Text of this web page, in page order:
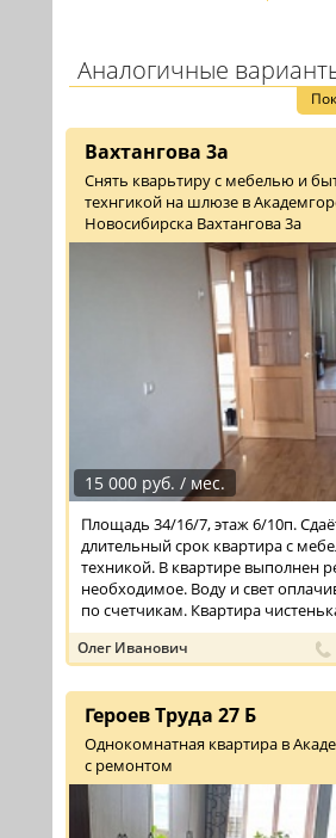
Аналогичные
Вахтангова 3а
Снять кварьтиру с мебелью и
технгикой на шлюзе в
Новосибирска Вахтангова 3а
15 000 руб. / мес.
Площадь 34/16/7, этаж 6/10п.
длительный срок квартира с
техникой. В квартире выполнен
необходимое. Воду и свет
по счетчикам. Квартира
Олег Иванович
Героев Труда 27 Б
Однокомнатная квартира в
с ремонтом